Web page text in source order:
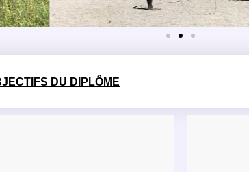
DU DIPLÔME​